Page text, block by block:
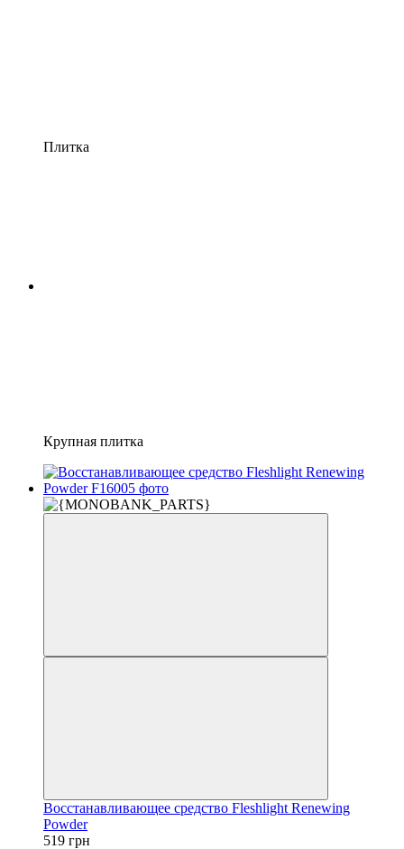
Плитка
Крупная плитка
Восстанавливающее средство Fleshlight Renewing
Powder
519 грн